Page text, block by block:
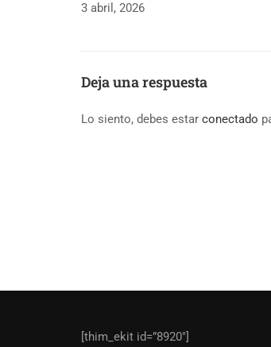
3 abril, 2026
Deja una respuesta
Lo siento, debes estar conectado
[thim_ekit id=”8920″]